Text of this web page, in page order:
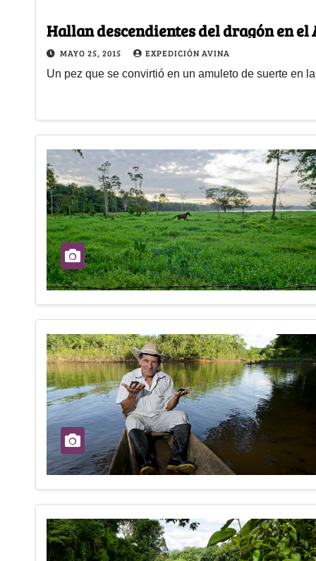
Hallan descendientes del dragón en
MAYO 25, 2015 EXPEDICIÓN AVINA
Un pez que se convirtió en un amuleto de suerte en